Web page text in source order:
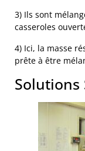
3) Ils sont
casseroles
4) Ici, la masse
prête à être